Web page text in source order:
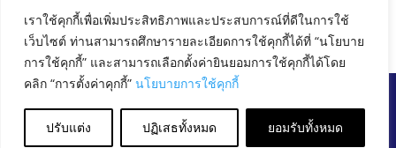
เราใช้คุกกี้เพื่อเพิ่มประสิทธิภาพและประสบการณ์ที่ดีในการใช้
เว็บไซต์ ท่านสามารถศึกษารายละเอียดการใช้คุกกี้ได้ที่ “นโยบาย
การใช้คุกกี้” และสามารถเลือกตั้งค่ายินยอมการใช้คุกกี้ได้โดย
คลิก “การตั้งค่าคุกกี้” นโยบายการใช้คุกกี้
ปรับแต่ง ปฏิเสธทั้งหมด ยอมรับทั้งหมด
ศูนย์ราชการุณย์ สภากาชาดไทย เขาล้าน
ข้อมูลส่วนบุคคล
|นโยบายคุกกี้ ข้อตกลงการใช้งาน